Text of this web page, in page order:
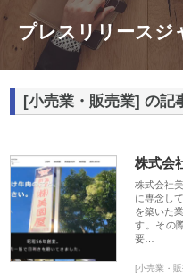
プレスリリースジ
[小売業・販売業] の記
株式会
株式会社
に専念し
を築いた
す。その
要…
[小売業・